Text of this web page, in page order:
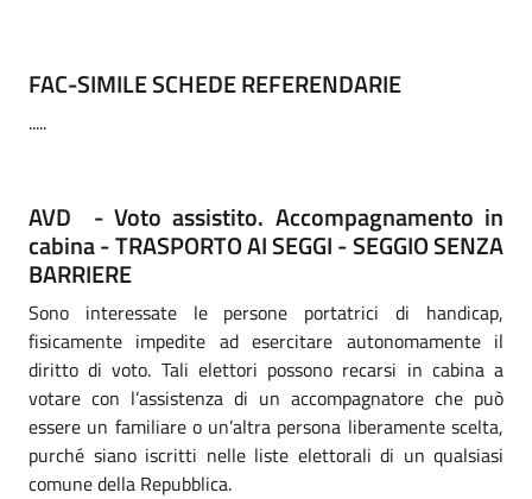
FAC-SIMILE SCHEDE REFERENDARIE
.....
AVD - Voto assistito. Accompagnamento in
cabina - TRASPORTO AI SEGGI - SEGGIO SENZA
BARRIERE
Sono interessate le persone portatrici di handicap,
fisicamente impedite ad esercitare autonomamente il
diritto di voto. Tali elettori possono recarsi in cabina a
votare con l’assistenza di un accompagnatore che può
essere un familiare o un’altra persona liberamente scelta,
purché siano iscritti nelle liste elettorali di un qualsiasi
comune della Repubblica.